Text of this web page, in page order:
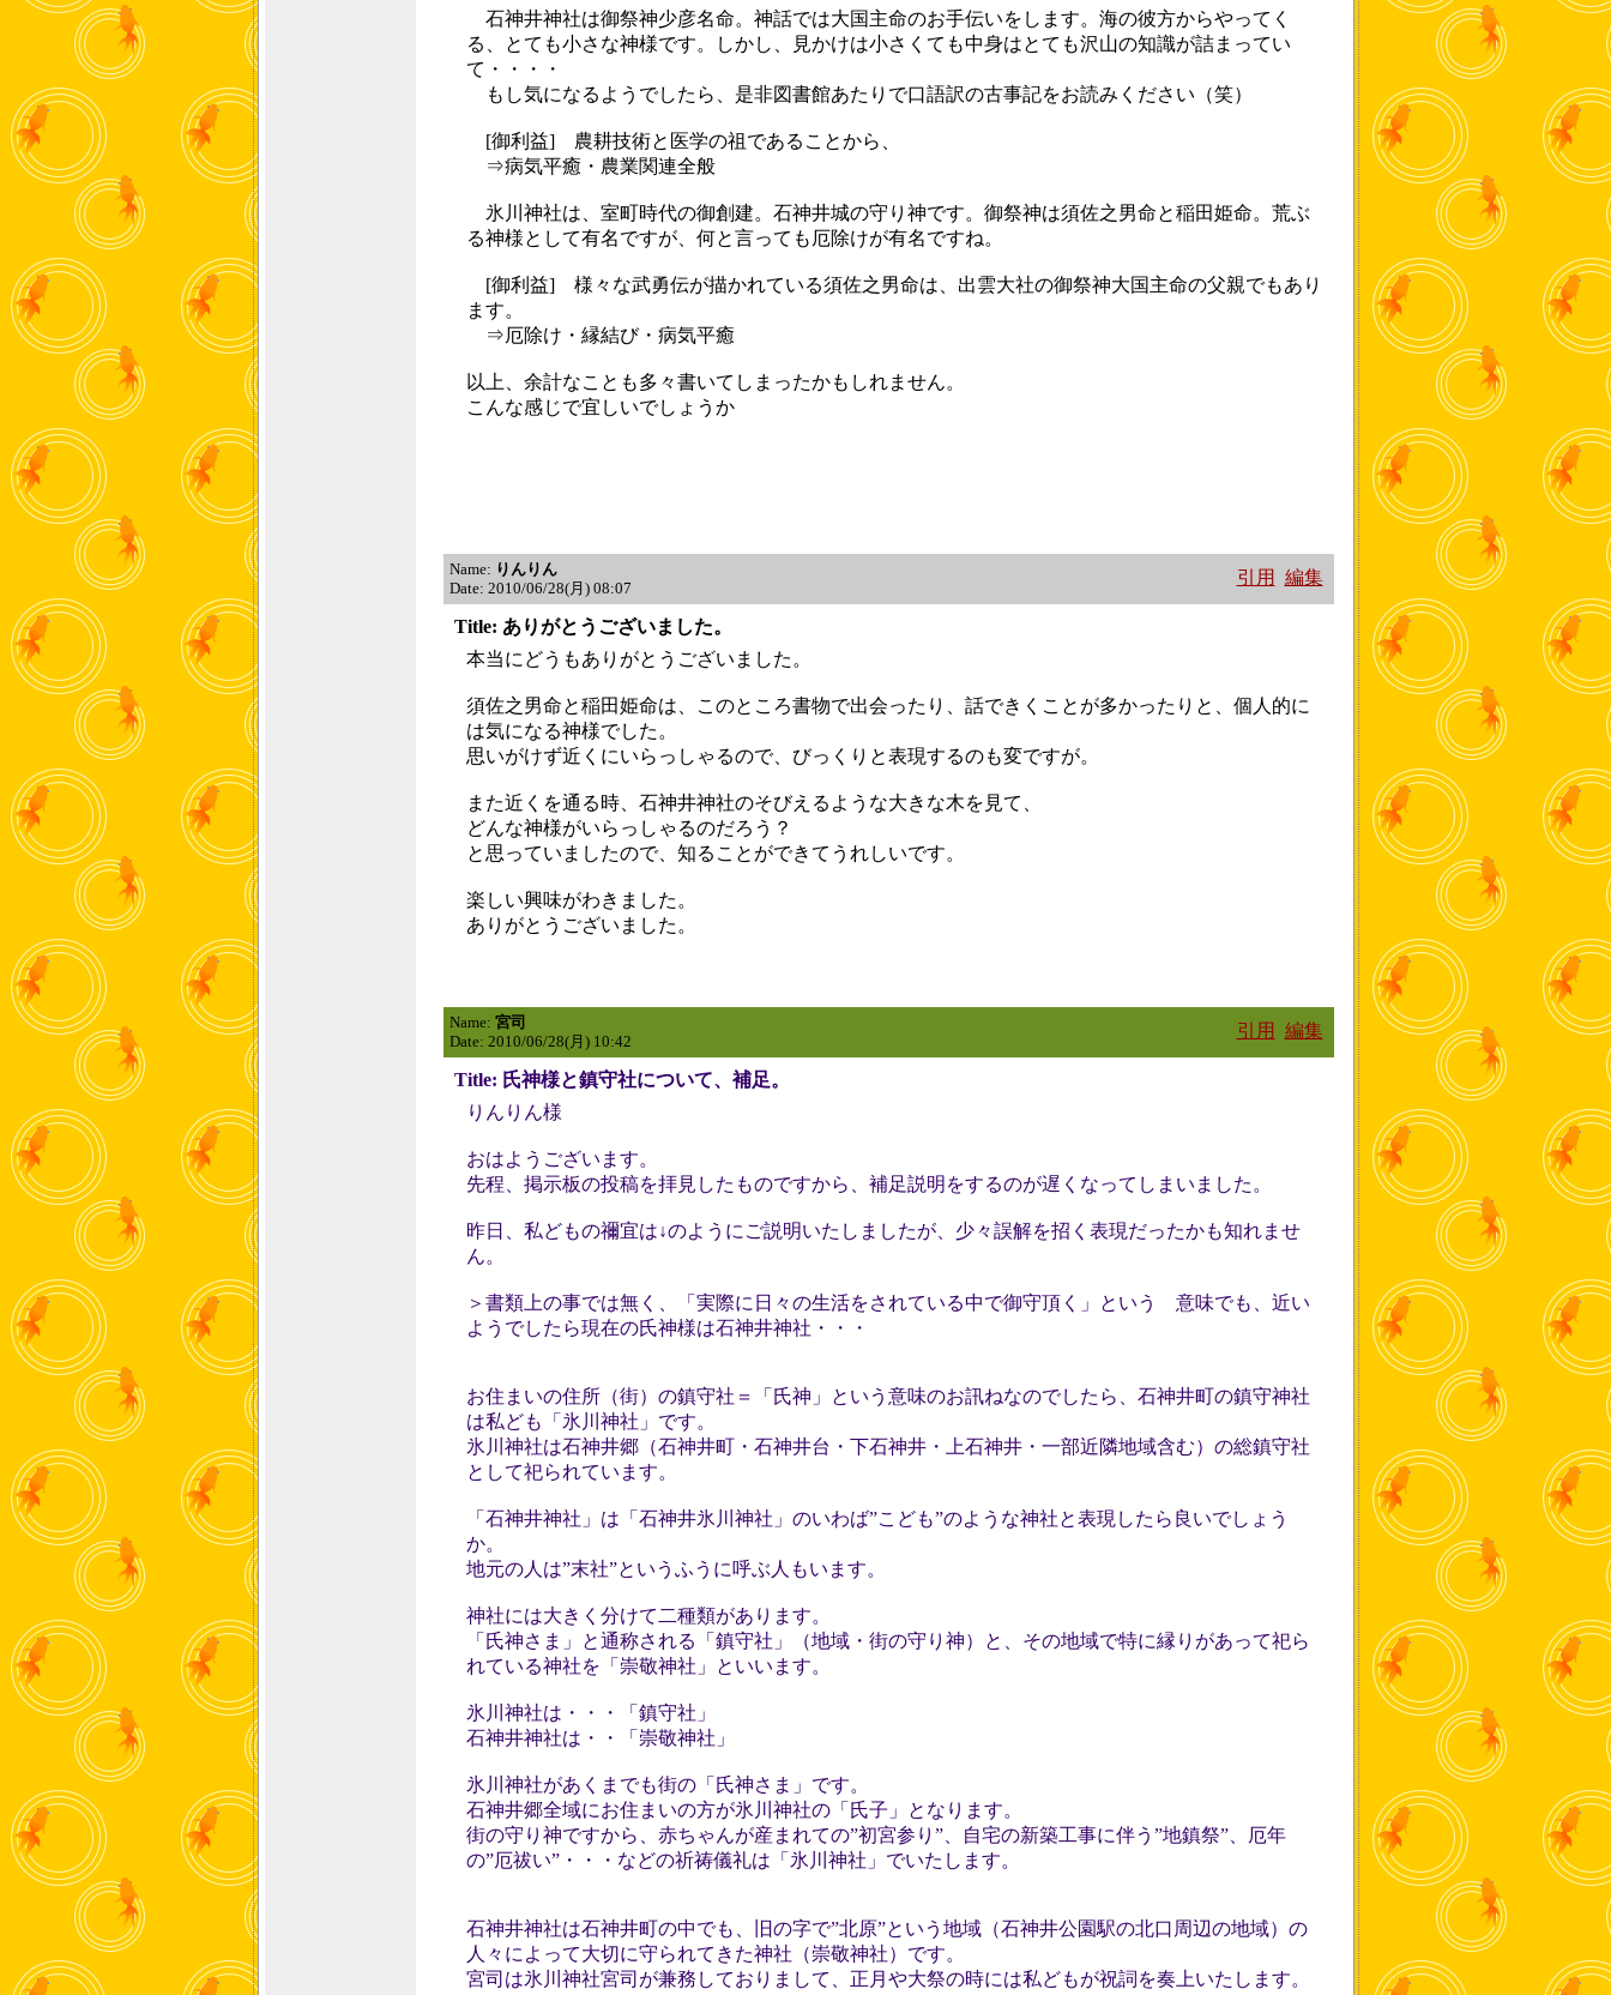
石神井神社は御祭神少彦名命。神話では大国主命のお手伝いをします。海の彼方からやってく
る、とても小さな神様です。しかし、見かけは小さくても中身はとても沢山の知識が詰まってい
て・・・・
もし気になるようでしたら、是非図書館あたりで口語訳の古事記をお読みください（笑）
[御利益] 農耕技術と医学の祖であることから、
⇒病気平癒・農業関連全般
氷川神社は、室町時代の御創建。石神井城の守り神です。御祭神は須佐之男命と稲田姫命。荒ぶ
る神様として有名ですが、何と言っても厄除けが有名ですね。
[御利益] 様々な武勇伝が描かれている須佐之男命は、出雲大社の御祭神大国主命の父親でもあり
ます。
⇒厄除け・縁結び・病気平癒
以上、余計なことも多々書いてしまったかもしれません。
こんな感じで宜しいでしょうか
Name: りんりん
Date: 2010/06/28(月) 08:07
引用 編集
Title: ありがとうございました。
本当にどうもありがとうございました。
須佐之男命と稲田姫命は、このところ書物で出会ったり、話できくことが多かったりと、個人的に
は気になる神様でした。
思いがけず近くにいらっしゃるので、びっくりと表現するのも変ですが。
また近くを通る時、石神井神社のそびえるような大きな木を見て、
どんな神様がいらっしゃるのだろう？
と思っていましたので、知ることができてうれしいです。
楽しい興味がわきました。
ありがとうございました。
Name: 宮司
Date: 2010/06/28(月) 10:42
引用 編集
Title: 氏神様と鎮守社について、補足。
りんりん様
おはようございます。
先程、掲示板の投稿を拝見したものですから、補足説明をするのが遅くなってしまいました。
昨日、私どもの禰宜は↓のようにご説明いたしましたが、少々誤解を招く表現だったかも知れませ
ん。
＞書類上の事では無く、「実際に日々の生活をされている中で御守頂く」という 意味でも、近い
ようでしたら現在の氏神様は石神井神社・・・
お住まいの住所（街）の鎮守社＝「氏神」という意味のお訊ねなのでしたら、石神井町の鎮守神社
は私ども「氷川神社」です。
氷川神社は石神井郷（石神井町・石神井台・下石神井・上石神井・一部近隣地域含む）の総鎮守社
として祀られています。
「石神井神社」は「石神井氷川神社」のいわば”こども”のような神社と表現したら良いでしょう
か。
地元の人は”末社”というふうに呼ぶ人もいます。
神社には大きく分けて二種類があります。
「氏神さま」と通称される「鎮守社」（地域・街の守り神）と、その地域で特に縁りがあって祀ら
れている神社を「崇敬神社」といいます。
氷川神社は・・・「鎮守社」
石神井神社は・・「崇敬神社」
氷川神社があくまでも街の「氏神さま」です。
石神井郷全域にお住まいの方が氷川神社の「氏子」となります。
街の守り神ですから、赤ちゃんが産まれての”初宮参り”、自宅の新築工事に伴う”地鎮祭”、厄年
の”厄祓い”・・・などの祈祷儀礼は「氷川神社」でいたします。
石神井神社は石神井町の中でも、旧の字で”北原”という地域（石神井公園駅の北口周辺の地域）の
人々によって大切に守られてきた神社（崇敬神社）です。
宮司は氷川神社宮司が兼務しておりまして、正月や大祭の時には私どもが祝詞を奏上いたします。